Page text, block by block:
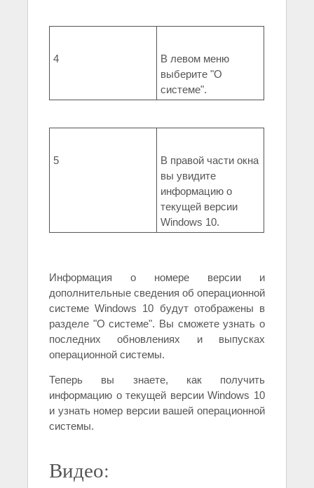
4
В левом меню
выберите "О
системе".
5
В правой части окна
вы увидите
информацию о
текущей версии
Windows 10.
Информация о номере версии и
дополнительные сведения об операционной
системе Windows 10 будут отображены в
разделе "О системе". Вы сможете узнать о
последних обновлениях и выпусках
операционной системы.
Теперь вы знаете, как получить
информацию о текущей версии Windows 10
и узнать номер версии вашей операционной
системы.
Видео: